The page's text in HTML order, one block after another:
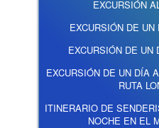
EXCURSIÓN
EXCURSIÓN DE
EXCURSIÓN DE UN
EXCURSIÓN DE UN DÍA
RUTA
ITINERARIO DE
NOCHE EN EL